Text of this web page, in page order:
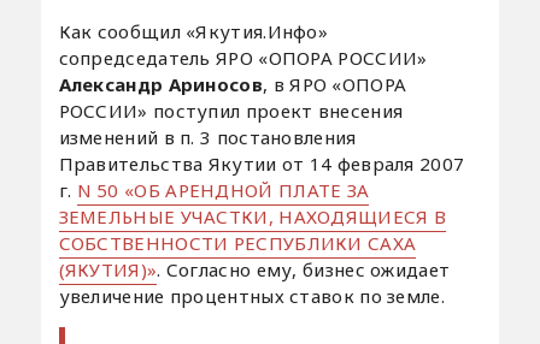
Как сообщил «Якутия.Инфо»
сопредседатель ЯРО «ОПОРА РОССИИ»
Александр Ариносов, в ЯРО «ОПОРА
РОССИИ» поступил проект внесения
изменений в п. 3 постановления
Правительства Якутии от 14 февраля 2007
г. N 50 «ОБ АРЕНДНОЙ ПЛАТЕ ЗА
ЗЕМЕЛЬНЫЕ УЧАСТКИ, НАХОДЯЩИЕСЯ В
СОБСТВЕННОСТИ РЕСПУБЛИКИ САХА
(ЯКУТИЯ)». Согласно ему, бизнес ожидает
увеличение процентных ставок по земле.